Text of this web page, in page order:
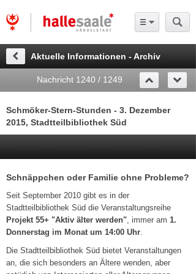
Aktuelle Informationen - Archiv
Nachricht 1240 / 1249
Schmöker-Stern-Stunden - 3. Dezember
2015, Stadtteilbibliothek Süd
Schnäppchen oder Familie ohne Probleme?
Seit September 2010 gibt es in der
Stadtteilbibliothek Süd die Veranstaltungsreihe
Projekt 55+ "Aktiv älter werden", immer am 1.
Donnerstag im Monat um 14:00 Uhr.
Die Stadtteilbibliothek Süd bietet Veranstaltungen
an, die sich besonders an Ältere wenden, aber